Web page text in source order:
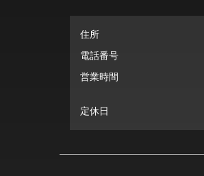
住所
電話番号
営業時間
定休日